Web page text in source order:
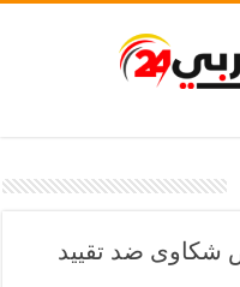
شكاوى ضد تقييد